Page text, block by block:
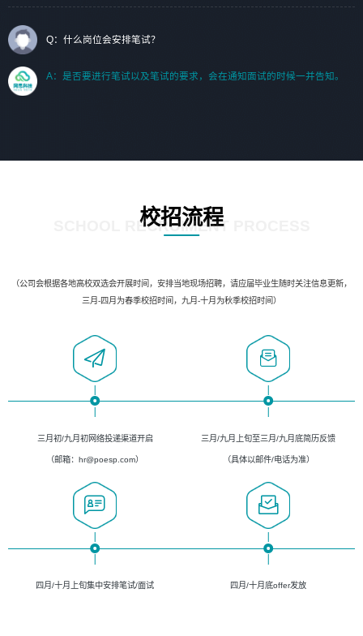
Q：什么岗位会安排笔试？
A：是否要进行笔试以及笔试的要求，会在通知面试的时候一并告知。
校招流程
SCHOOL RECRUIMENT PROCESS
（公司会根据各地高校双选会开展时间，安排当地现场招聘，请应届毕业生随时关注信息更新，
三月-四月为春季校招时间，九月-十月为秋季校招时间）
三月初/九月初网络投递渠道开启
（邮箱：hr@poesp.com）
三月/九月上旬至三月/九月底简历反馈
（具体以邮件/电话为准）
四月/十月上旬集中安排笔试/面试 四月/十月底offer发放